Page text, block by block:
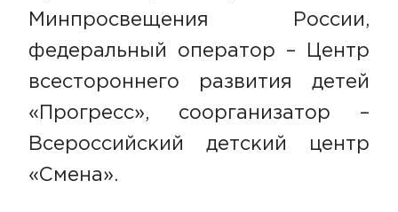
Минпросвещения России,
федеральный оператор – Центр
всестороннего развития детей
«Прогресс», соорганизатор –
Всероссийский детский центр
«Смена».